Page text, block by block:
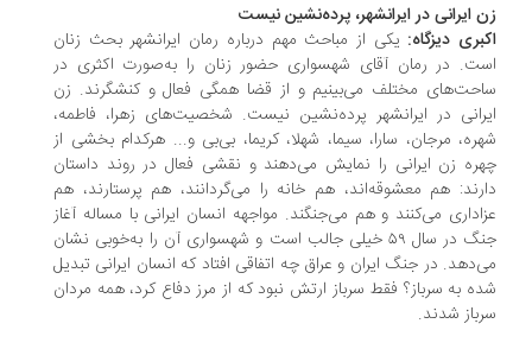
ایرانی در ایرانشهر، پرده‌نشین نیست
دیزگاه:‌ یکی از مباحث مهم درباره رمان ایرانشهر بحث زنان
در رمان آقای شهسواری حضور زنان را به‌صورت اکثری در
مختلف می‌بینیم و از قضا همگی فعال و کنشگرند. زن
در ایرانشهر پرده‌نشین نیست. شخصیت‌های زهرا، فاطمه،
مرجان، سارا، سیما، شهلا، کریما، بی‌بی و... هرکدام بخشی از
زن ایرانی را نمایش می‌دهند و نقشی فعال در روند داستان
هم معشوقه‌اند، هم خانه را می‌گردانند، هم پرستارند، هم
می‌کنند و هم می‌جنگند. مواجهه انسان ایرانی با مساله آغاز
جنگ در سال ۵۹ خیلی جالب است و شهسواری آن را به‌خوبی نشان
در جنگ ایران و عراق چه اتفاقی افتاد که انسان ایرانی تبدیل
به سرباز؟ فقط سرباز ارتش نبود که از مرز دفاع کرد، همه مردان
شدند.